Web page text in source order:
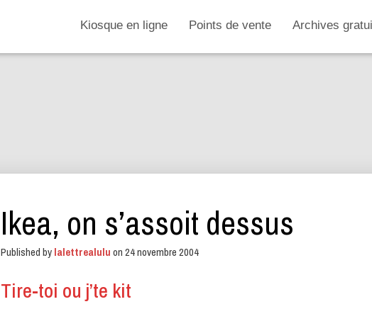
Kiosque en ligne Points de vente Archives
Ikea, on s’assoit dessus
Published bylalettrealuluon24 novembre 2004
Tire-toi ou j’te kit